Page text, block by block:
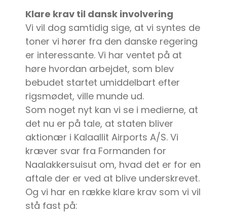
Klare krav til dansk involvering
Vi vil dog samtidig sige, at vi syntes de
toner vi hører fra den danske regering
er interessante. Vi har ventet på at
høre hvordan arbejdet, som blev
bebudet startet umiddelbart efter
rigsmødet, ville munde ud.
Som noget nyt kan vi se i medierne, at
det nu er på tale, at staten bliver
aktionær i Kalaallit Airports A/S. Vi
kræver svar fra Formanden for
Naalakkersuisut om, hvad det er for en
aftale der er ved at blive underskrevet.
Og vi har en række klare krav som vi vil
stå fast på: